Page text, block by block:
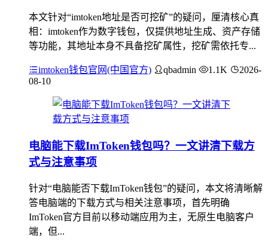
本文针对“imtoken地址是否可挖矿”的疑问，厘清核心真
相：imtoken作为数字钱包，仅提供地址生成、资产存储
等功能，其地址本身不具备挖矿属性，挖矿需依托专...
imtoken钱包官网(中国官方) qbadmin 1.1K
2026-
08-10
电脑能下载ImToken钱包吗？一文讲清下载方
式与注意事项
针对“电脑能否下载ImToken钱包”的疑问，本文将清晰解
答电脑端的下载方式与相关注意事项，首先明确
ImToken官方目前以移动端应用为主，无原生电脑客户
端，但...